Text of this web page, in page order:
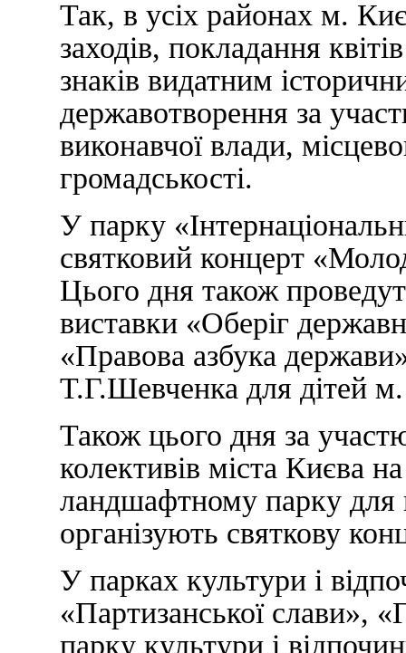
Так, в усіх районах м.
заходів, покладання
знаків видатним
державотворення за
виконавчої влади,
громадськості.
У парку
святковий концерт
Цього дня також
виставки «Оберіг
«Правова азбука
Т.Г.Шевченка для дітей
Також цього дня за
колективів міста Києва
ландшафтному парку для
організують святкову
У парках культури і
«Партизанської слави»,
парку культури і